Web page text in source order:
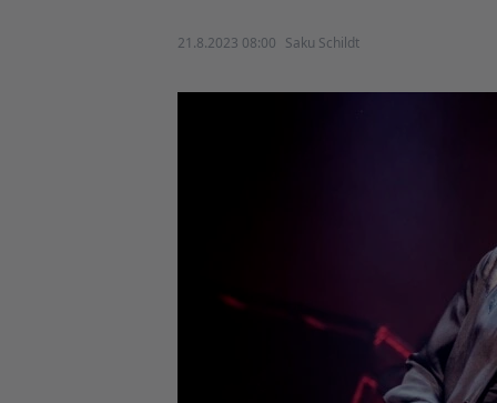
21.8.2023 08:00 Saku Schildt